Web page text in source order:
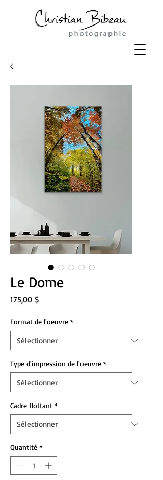
Le Dome
175,00 $Prix
Format de l'oeuvre *
Type d'impression de l'oeuvre *
Cadre flottant *
Quantité *